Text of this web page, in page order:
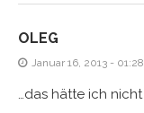
OLEG
Januar 16, 2013 - 01:28
…das hätte ich